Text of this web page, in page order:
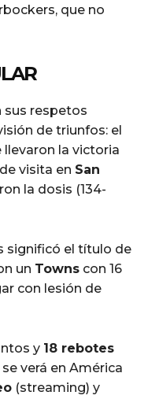
que no
sus respetos
de triunfos: el
llevaron la victoria
visita en San
la dosis (134-
significó el título de
un Towns con 16
con lesión de
y 18 rebotes
se verá en América
(streaming) y